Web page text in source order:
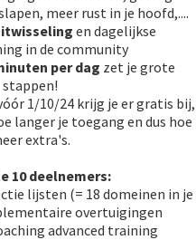
meer rust in je hoofd,....
en dagelijkse
in de community
per dag zet je grote
stappen!
1/10/24 krijg je er gratis bij,
langer je toegang en dus hoe
extra's.
10 deelnemers:
lijsten (= 18 domeinen in je
overtuigingen
advanced training